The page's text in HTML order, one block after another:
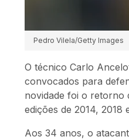
Pedro Vilela/Getty Images
O técnico Carlo
convocados para
novidade foi o retorno
edições de 2014, 2018
Aos 34 anos, o